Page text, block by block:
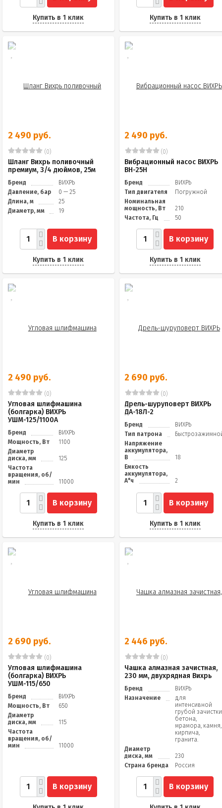
Купить в 1 клик Купить в 1 клик
2 490 руб.
(0)
Шланг Вихрь поливочный
премиум, 3/4 дюймов, 25м
Бренд
ВИХРЬ
Давление, бар
0 — 25
Длина, м
25
Диаметр, мм
19
В корзину
Купить в 1 клик
2 490 руб.
(0)
Вибрационный насос ВИХРЬ
ВН-25Н
Бренд
ВИХРЬ
Тип двигателя
Погружной
Номинальная
мощность, Вт
210
Частота, Гц
50
В корзину
Купить в 1 клик
2 490 руб.
(0)
Угловая шлифмашина
(болгарка) ВИХРЬ
УШМ-125/1100А
Бренд
ВИХРЬ
Мощность, Вт
1100
Диаметр
диска, мм
125
Частота
вращения, об/
мин
11000
В корзину
Купить в 1 клик
2 690 руб.
(0)
Дрель-шуруповерт ВИХРЬ
ДА-18Л-2
Бренд
ВИХРЬ
Тип патрона
Напряжение
аккумулятора,
В
18
Емкость
аккумулятора,
А*ч
2
В корзину
Купить в 1 клик
2 690 руб.
(0)
Угловая шлифмашина
(болгарка) ВИХРЬ
УШМ-115/650
Бренд
ВИХРЬ
Мощность, Вт
650
Диаметр
диска, мм
115
Частота
вращения, об/
мин
11000
В корзину
2 446 руб.
(0)
Чашка алмазная зачистная,
230 мм, двухрядная Вихрь
Бренд
ВИХРЬ
Назначение
для
интенсивной
грубой зачистки
бетона,
мрамора, камня,
кирпича,
гранита.
Диаметр
диска, мм
230
Страна бренда
Россия
В корзину